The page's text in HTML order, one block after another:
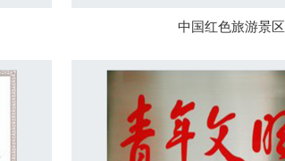
中国红色旅游景区